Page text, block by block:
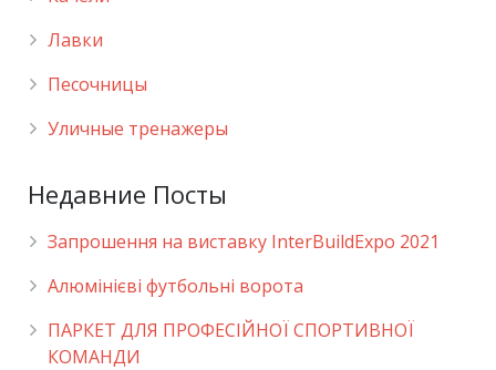
Лавки
Песочницы
Уличные тренажеры
Недавние Посты
Запрошення на виставку InterBuildExpo 2021
Алюмінієві футбольні ворота
ПАРКЕТ ДЛЯ ПРОФЕСІЙНОЇ СПОРТИВНОЇ
КОМАНДИ